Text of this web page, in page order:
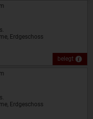
belegt
Erdgeschoss
Erdgeschoss